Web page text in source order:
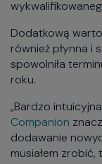
Dodatkową
również płynna i
spowolniła
roku.
„Bardzo
Companion
dodawanie
musiałem